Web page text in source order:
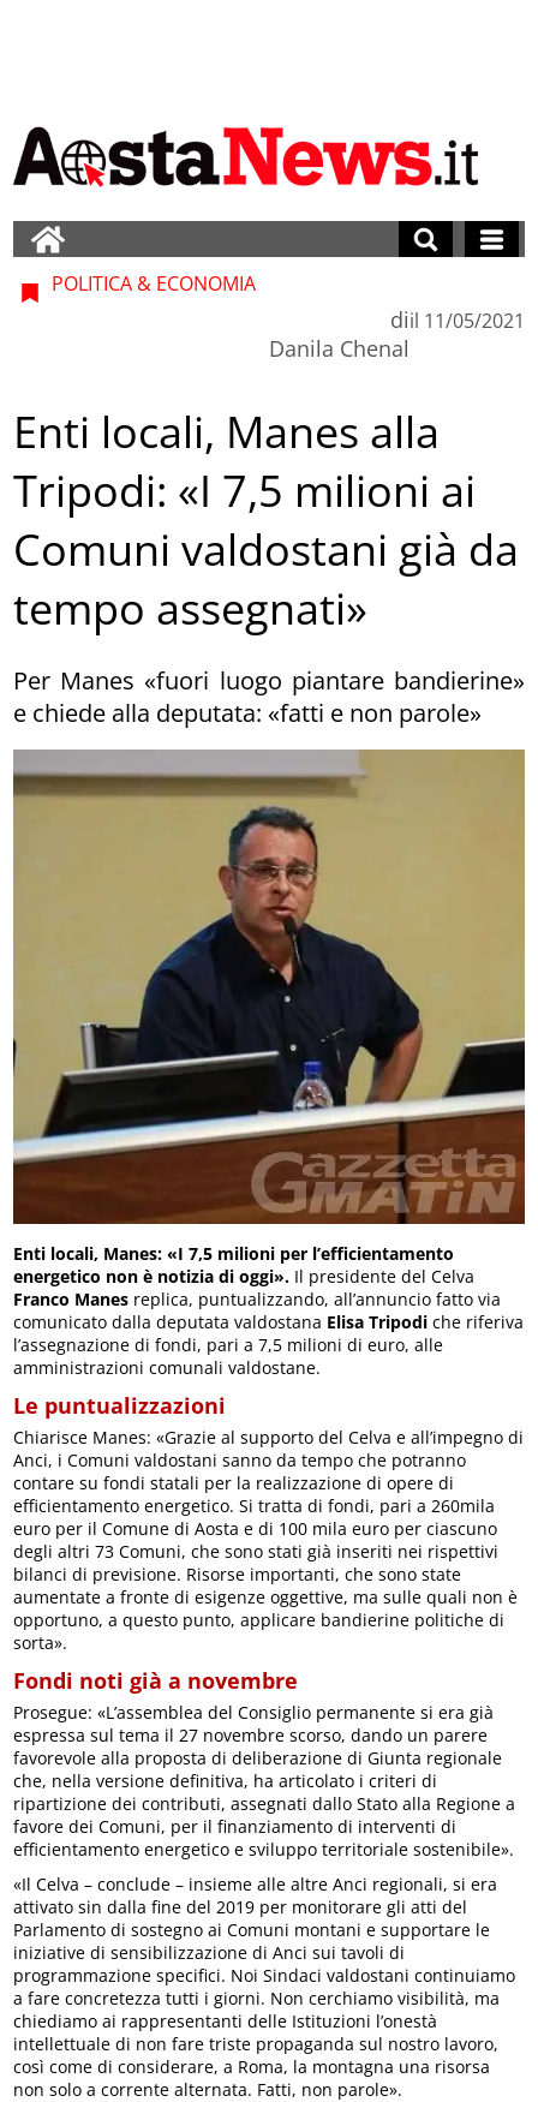
POLITICA & ECONOMIA
di
Danila Chenal
il 11/05/2021
Enti locali, Manes alla
Tripodi: «I 7,5 milioni ai
Comuni valdostani già da
tempo assegnati»
Per Manes «fuori luogo piantare bandierine»
e chiede alla deputata: «fatti e non parole»
Enti locali, Manes: «I 7,5 milioni per l’efficientamento
energetico non è notizia di oggi». Il presidente del Celva
Franco Manes replica, puntualizzando, all’annuncio fatto via
comunicato dalla deputata valdostana Elisa Tripodi che riferiva
l’assegnazione di fondi, pari a 7,5 milioni di euro, alle
amministrazioni comunali valdostane.
Le puntualizzazioni
Chiarisce Manes: «Grazie al supporto del Celva e all’impegno di
Anci, i Comuni valdostani sanno da tempo che potranno
contare su fondi statali per la realizzazione di opere di
efficientamento energetico. Si tratta di fondi, pari a 260mila
euro per il Comune di Aosta e di 100 mila euro per ciascuno
degli altri 73 Comuni, che sono stati già inseriti nei rispettivi
bilanci di previsione. Risorse importanti, che sono state
aumentate a fronte di esigenze oggettive, ma sulle quali non è
opportuno, a questo punto, applicare bandierine politiche di
sorta».
Fondi noti già a novembre
Prosegue: «L’assemblea del Consiglio permanente si era già
espressa sul tema il 27 novembre scorso, dando un parere
favorevole alla proposta di deliberazione di Giunta regionale
che, nella versione definitiva, ha articolato i criteri di
ripartizione dei contributi, assegnati dallo Stato alla Regione a
favore dei Comuni, per il finanziamento di interventi di
efficientamento energetico e sviluppo territoriale sostenibile».
«Il Celva – conclude – insieme alle altre Anci regionali, si era
attivato sin dalla fine del 2019 per monitorare gli atti del
Parlamento di sostegno ai Comuni montani e supportare le
iniziative di sensibilizzazione di Anci sui tavoli di
programmazione specifici. Noi Sindaci valdostani continuiamo
a fare concretezza tutti i giorni. Non cerchiamo visibilità, ma
chiediamo ai rappresentanti delle Istituzioni l’onestà
intellettuale di non fare triste propaganda sul nostro lavoro,
così come di considerare, a Roma, la montagna una risorsa
non solo a corrente alternata. Fatti, non parole».